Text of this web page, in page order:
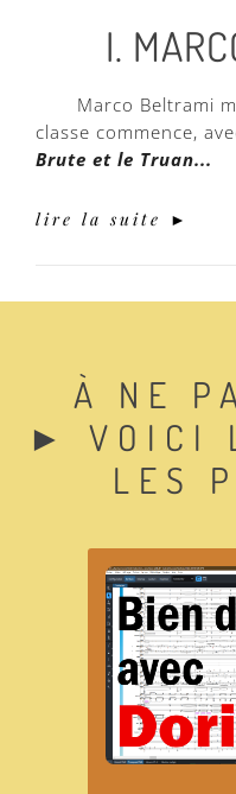
I.
Marco Beltrami
classe commence,
Brute et le Truan...
lire la suite ►
À NE
► VOICI
LES